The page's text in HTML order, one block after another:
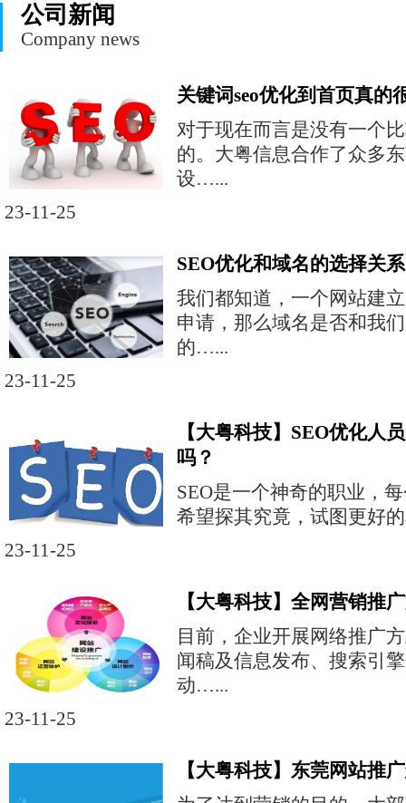
公司新闻
Company news
关键词seo优化到首页真的
对于现在而言是没有一个
的。大粤信息合作了众多
设…...
23-11-25
SEO优化和域名的选择关系
我们都知道，一个网站建
申请，那么域名是否和我
的…...
23-11-25
【大粤科技】SEO优化人
吗？
SEO是一个神奇的职业，
希望探其究竟，试图更好
23-11-25
【大粤科技】全网营销推
目前，企业开展网络推广
闻稿及信息发布、搜索引
动…...
23-11-25
【大粤科技】东莞网站推